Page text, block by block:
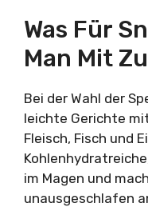
Was Für
Man Mit
Bei der Wahl der
leichte Gerichte
Fleisch, Fisch und
im Magen und
unausgeschlafen